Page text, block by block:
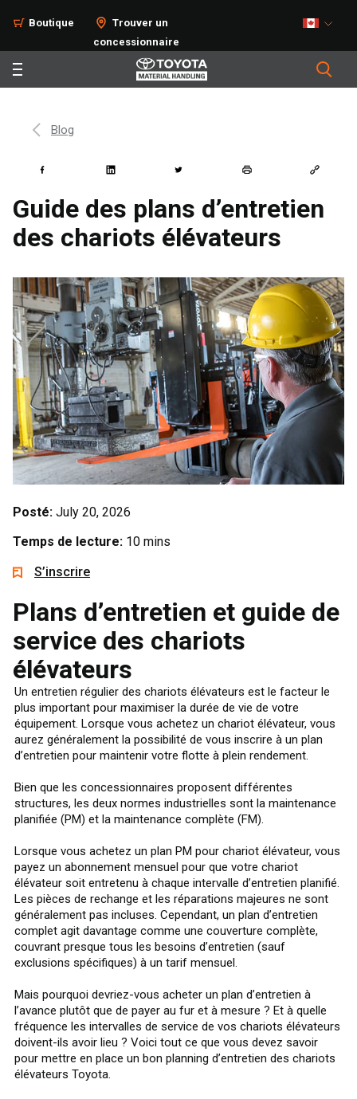
Boutique
Trouver un
concessionnaire
Blog
Guide des plans d’entretien
des chariots élévateurs
Posté: July 20, 2026
Temps de lecture: 10 mins
S’inscrire
Plans d’entretien et guide de
service des chariots
élévateurs
Un entretien régulier des chariots élévateurs est le facteur le
plus important pour maximiser la durée de vie de votre
équipement. Lorsque vous achetez un chariot élévateur, vous
aurez généralement la possibilité de vous inscrire à un plan
d’entretien pour maintenir votre flotte à plein rendement.
Bien que les concessionnaires proposent différentes
structures, les deux normes industrielles sont la maintenance
planifiée (PM) et la maintenance complète (FM).
Lorsque vous achetez un plan PM pour chariot élévateur, vous
payez un abonnement mensuel pour que votre chariot
élévateur soit entretenu à chaque intervalle d’entretien planifié.
Les pièces de rechange et les réparations majeures ne sont
généralement pas incluses. Cependant, un plan d’entretien
complet agit davantage comme une couverture complète,
couvrant presque tous les besoins d’entretien (sauf
exclusions spécifiques) à un tarif mensuel.
Mais pourquoi devriez-vous acheter un plan d’entretien à
l’avance plutôt que de payer au fur et à mesure ? Et à quelle
fréquence les intervalles de service de vos chariots élévateurs
doivent-ils avoir lieu ? Voici tout ce que vous devez savoir
pour mettre en place un bon planning d’entretien des chariots
élévateurs Toyota.